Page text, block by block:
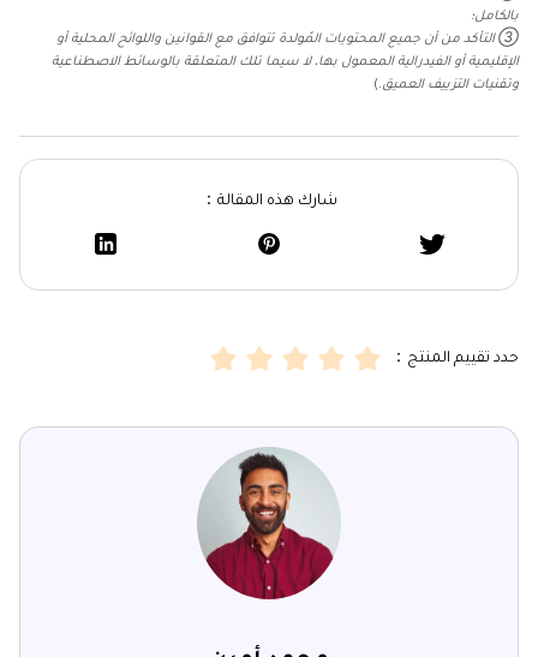
بالكامل؛
③ التأكد من أن جميع المحتويات المُولدة تتوافق مع القوانين واللوائح المحلية أو
الإقليمية أو الفيدرالية المعمول بها، لا سيما تلك المتعلقة بالوسائط الاصطناعية
وتقنيات التزييف العميق.)
شارك هذه المقالة：
حدد تقييم المنتج：